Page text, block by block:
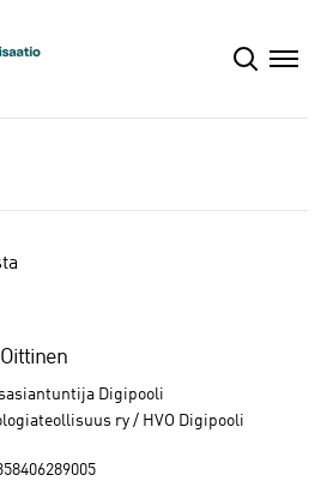
Oittinen
Digipooli
ry / HVO Digipooli